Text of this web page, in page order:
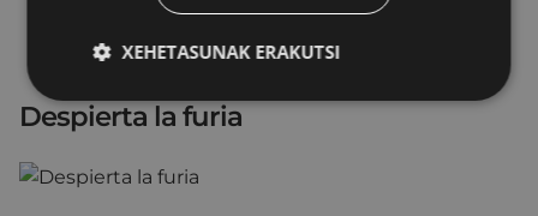
Despierta la furia
XEHETASUNAK ERAKUTSI